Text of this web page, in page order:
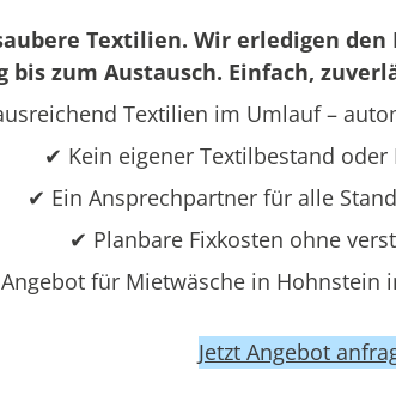
Textilien. Wir erledigen
bis zum Austausch. Einfach,
Textilien im Umlauf –
✔ Kein eigener Textilbestand
✔ Ein Ansprechpartner für alle
✔ Planbare Fixkosten ohne
für Mietwäsche in Hohnstein
Jetzt Angebot